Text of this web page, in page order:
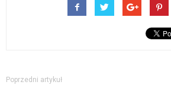
Poprzedni artykuł